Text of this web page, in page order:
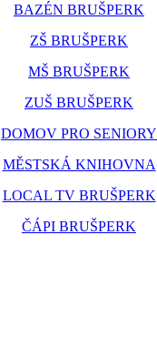
BAZÉN BRUŠPERK
ZŠ BRUŠPERK
MŠ BRUŠPERK
ZUŠ BRUŠPERK
DOMOV PRO SENIORY
MĚSTSKÁ KNIHOVNA
LOCAL TV BRUŠPERK
ČÁPI BRUŠPERK